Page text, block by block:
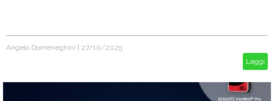
Angelo Domeneghini
27/10/2025
Leggi